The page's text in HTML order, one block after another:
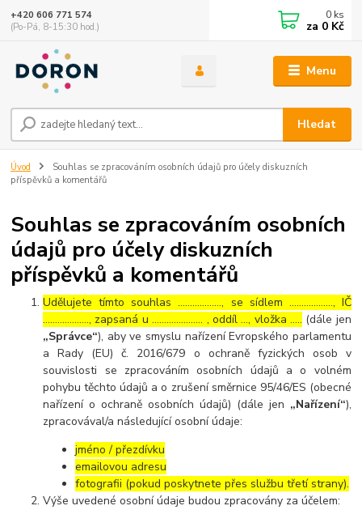
Menu
Hledat
+420 606 771 574
(Po-Pá, 8-15:30 hod.)
0 ks
za 0 Kč
Úvod
Souhlas se zpracováním osobních údajů pro účely diskuzních
příspěvků a komentářů
Souhlas se zpracováním osobních
údajů pro účely diskuzních
příspěvků a komentářů
Udělujete tímto souhlas ……………..., se sídlem ………………, IČ
………………., zapsaná u ………………… , oddíl …, vložka ….. (dále jen
„Správce“), aby ve smyslu nařízení Evropského parlamentu
a Rady (EU) č. 2016/679 o ochraně fyzických osob v
souvislosti se zpracováním osobních údajů a o volném
pohybu těchto údajů a o zrušení směrnice 95/46/ES (obecné
nařízení o ochraně osobních údajů) (dále jen „Nařízení“),
zpracovával/a následující osobní údaje:
jméno / přezdívku
emailovou adresu
fotografii (pokud poskytnete přes službu třetí strany).
Výše uvedené osobní údaje budou zpracovány za účelem: